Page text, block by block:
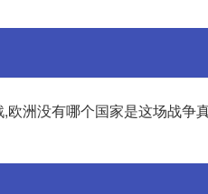
洲没有哪个国家是这场战争